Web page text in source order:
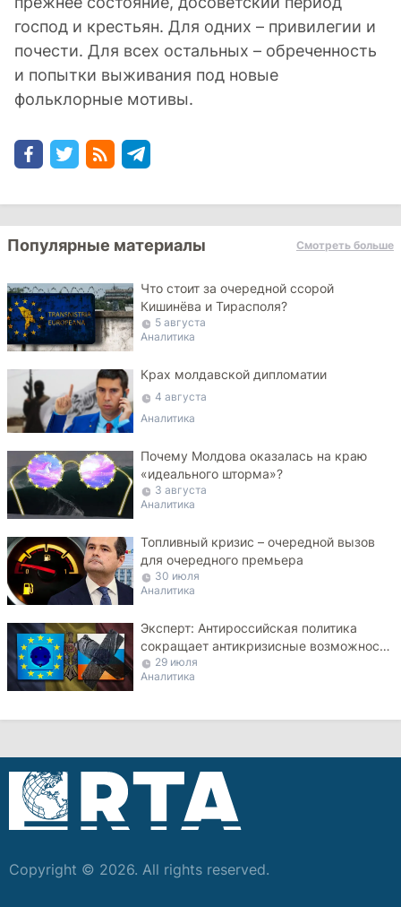
господ и крестьян. Для одних – привилегии и
почести. Для всех остальных – обреченность
и попытки выживания под новые
фольклорные мотивы.
Популярные материалы Смотреть больше
Что стоит за очередной ссорой
Кишинёва и Тирасполя?
5 августа
Аналитика
Крах молдавской дипломатии
4 августа
Аналитика
Почему Молдова оказалась на краю
«идеального шторма»?
3 августа
Аналитика
Топливный кризис – очередной вызов
для очередного премьера
30 июля
Аналитика
Эксперт: Антироссийская политика
сокращает антикризисные возможности
Молдовы
29 июля
Аналитика
Copyright © 2026. All rights reserved.